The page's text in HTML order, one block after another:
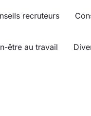
recruteurs
être au travail